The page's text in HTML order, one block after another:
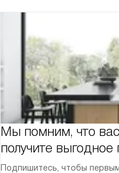
Мы помним, что
получите
Подпишитесь, чтобы